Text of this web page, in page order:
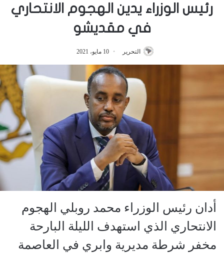
رئيس الوزراء يدين الهجوم الانتحاري
في مقديشو
التحرير 10 مايو، 2021
أدان رئيس الوزراء محمد روبلي الهجوم
الانتحاري الذي استهدف الليلة البارحة
مخفر شرطة مديرية وابري في العاصمة